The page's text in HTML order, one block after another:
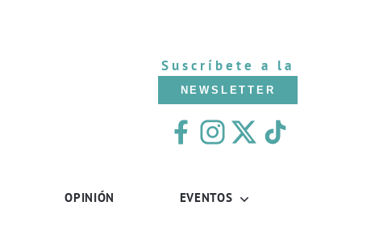
Suscríbete a la
NEWSLETTER
OPINIÓN EVENTOS